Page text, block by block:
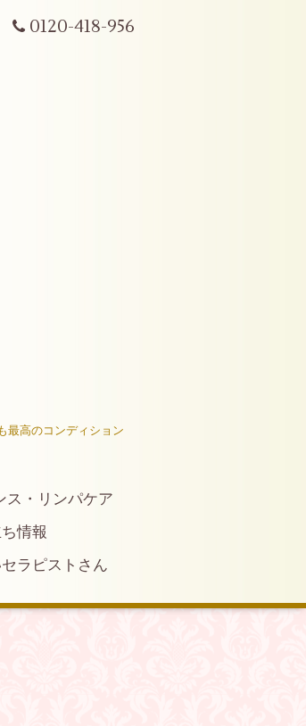
0120-418-956
最高のコンディション
ス・リンパケア
情報
ラピストさん